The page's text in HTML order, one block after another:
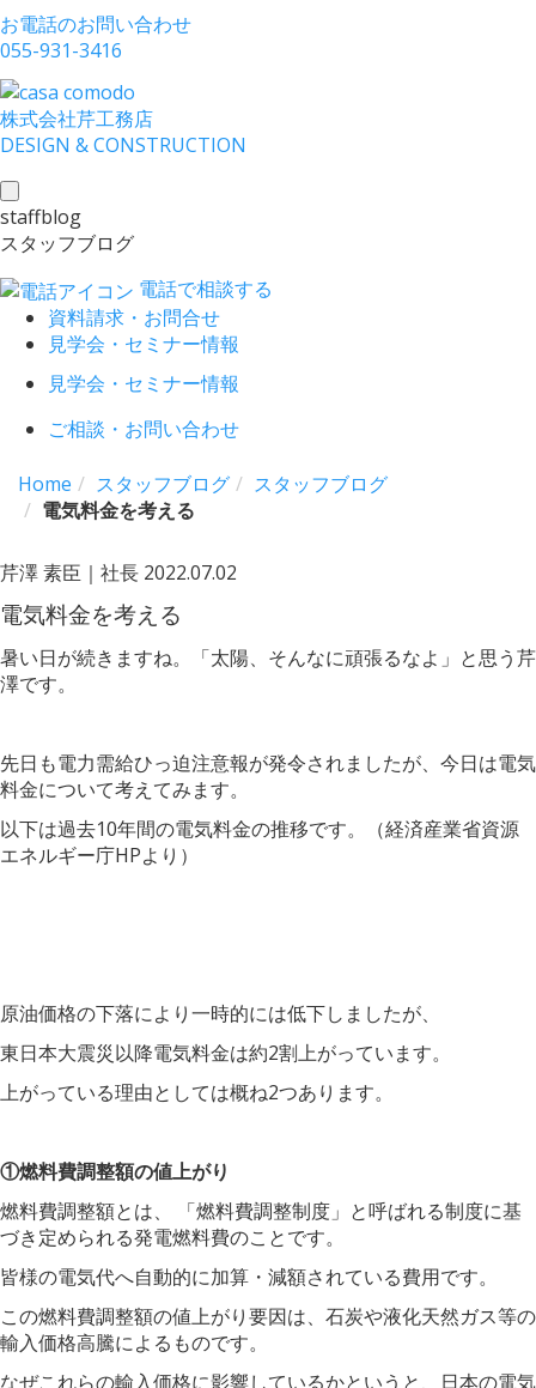
お電話のお問い合わせ
055-931-3416
株式会社芹工務店
DESIGN &CONSTRUCTION
toggle
navigation
staffblog
スタッフブログ
電話で相談する
資料請求・お問合せ
見学会・セミナー情報
見学会・セミナー情報
ご相談・お問い合わせ
Home スタッフブログ
スタッフブログ
電気料金を考える
芹澤 素臣｜社長 2022.07.02
電気料金を考える
暑い日が続きますね。「太陽、そんなに頑張るなよ」と思う芹
澤です。
先日も電力需給ひっ迫注意報が発令されましたが、今日は電気
料金について考えてみます。
以下は過去10年間の電気料金の推移です。（経済産業省資源
エネルギー庁HPより）
原油価格の下落により一時的には低下しましたが、
東日本大震災以降電気料金は約2割上がっています。
上がっている理由としては概ね2つあります。
①燃料費調整額の値上がり
燃料費調整額とは、 「燃料費調整制度」と呼ばれる制度に基
づき定められる発電燃料費のことです。
皆様の電気代へ自動的に加算・減額されている費用です。
この燃料費調整額の値上がり要因は、石炭や液化天然ガス等の
輸入価格高騰によるものです。
なぜこれらの輸入価格に影響しているかというと、日本の電気